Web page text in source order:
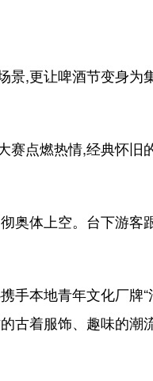
,更让啤酒节变身为
点燃热情,经典怀旧
体上空。台下游客
本地青年文化厂牌“
古着服饰、趣味的